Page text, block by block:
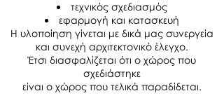
τεχνικός σχεδιασμός
εφαρμογή και κατασκευή
Η υλοποίηση γίνεται με δικά μας συνεργεία
και συνεχή αρχιτεκτονικό έλεγχο.
Έτσι διασφαλίζεται ότι ο χώρος που
σχεδιάστηκε
είναι ο χώρος που τελικά παραδίδεται.